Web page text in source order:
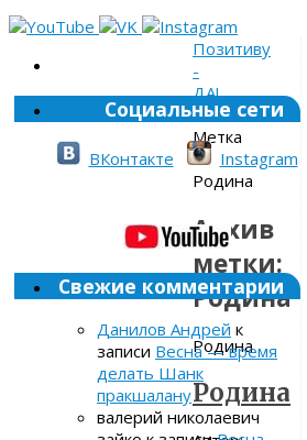
Позитиву
-
ДА!
»
Метка
»
Родина
Архив
метки:
Родина
Родина
Родина
Социальные сети
ВКонтакте Instagram
Свежие комментарии
Данилов Андрей к
записи Весна — время
делать Шанк
пракшалану
валерий николаевич